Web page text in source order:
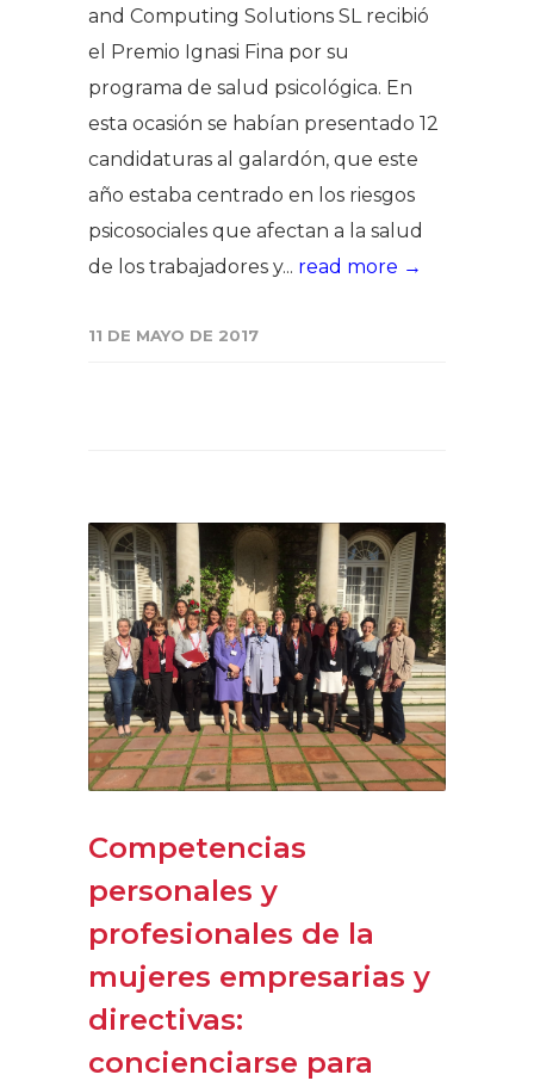
and Computing Solutions SL recibió
el Premio Ignasi Fina por su
programa de salud psicológica. En
esta ocasión se habían presentado 12
candidaturas al galardón, que este
año estaba centrado en los riesgos
psicosociales que afectan a la salud
de los trabajadores y... read more →
11 DE MAYO DE 2017
Competencias
personales y
profesionales de la
mujeres empresarias y
directivas:
concienciarse para